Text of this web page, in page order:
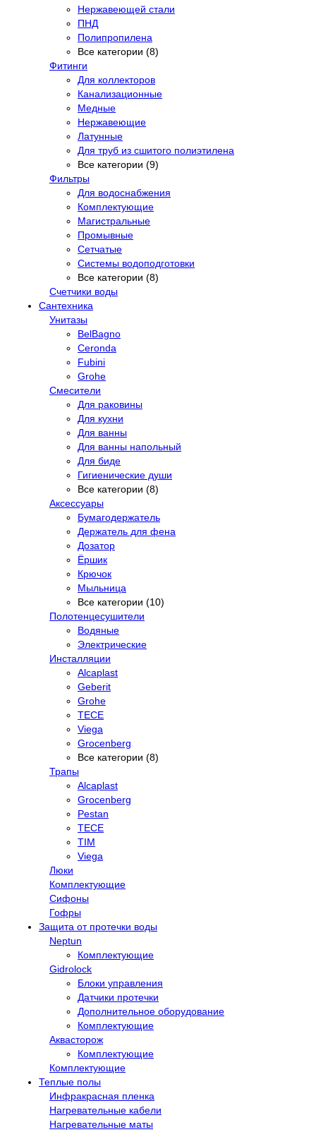
Нержавеющей стали
ПНД
Полипропилена
Все категории (8)
Фитинги
Для коллекторов
Канализационные
Медные
Нержавеющие
Латунные
Для труб из сшитого полиэтилена
Все категории (9)
Фильтры
Для водоснабжения
Комплектующие
Магистральные
Промывные
Сетчатые
Системы водоподготовки
Все категории (8)
Счетчики воды
Сантехника
Унитазы
BelBagno
Ceronda
Fubini
Grohe
Смесители
Для раковины
Для кухни
Для ванны
Для ванны напольный
Для биде
Гигиенические души
Все категории (8)
Аксессуары
Бумагодержатель
Держатель для фена
Дозатор
Ёршик
Крючок
Мыльница
Все категории (10)
Полотенцесушители
Водяные
Электрические
Инсталляции
Alcaplast
Geberit
Grohe
TECE
Viega
Grocenberg
Все категории (8)
Трапы
Alcaplast
Grocenberg
Pestan
TECE
TIM
Viega
Люки
Комплектующие
Сифоны
Гофры
Защита от протечки воды
Neptun
Комплектующие
Gidrolock
Блоки управления
Датчики протечки
Дополнительное оборудование
Комплектующие
Аквасторож
Комплектующие
Комплектующие
Теплые полы
Инфракрасная пленка
Нагревательные кабели
Нагревательные маты